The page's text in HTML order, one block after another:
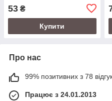
53 ₴
Купити
Про нас
99% позитивних з 78
Працює з 24.01.2013